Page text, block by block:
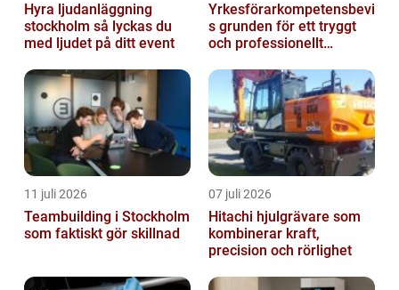
Hyra ljudanläggning
stockholm så lyckas du
med ljudet på ditt event
Yrkesförarkompetensbevi
s grunden för ett tryggt
och professionellt
11 juli 2026
Teambuilding i Stockholm
som faktiskt gör skillnad
07 juli 2026
Hitachi hjulgrävare som
kombinerar kraft,
precision och rörlighet